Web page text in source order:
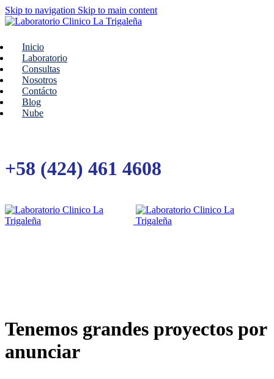
Skip to navigation Skip to main content
Inicio
Laboratorio
Consultas
Nosotros
Contácto
Blog
Nube
+58 (424) 461 4608
Tenemos grandes proyectos por
anunciar